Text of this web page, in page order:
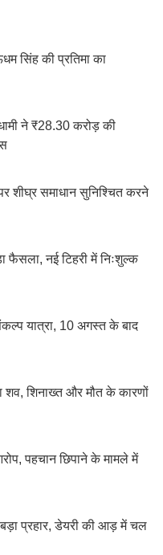
सिंह की प्रतिमा का
ने ₹28.30 करोड़ की
शीघ्र समाधान सुनिश्चित करने
फैसला, नई टिहरी में निःशुल्क
यात्रा, 10 अगस्त के बाद
शव, शिनाख्त और मौत के कारणों
पहचान छिपाने के मामले में
प्रहार, डेयरी की आड़ में चल